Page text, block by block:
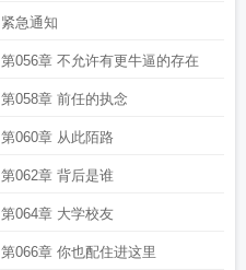
紧急通知
第056章 不允许有更牛逼的存在
第058章 前任的执念
第060章 从此陌路
第062章 背后是谁
第064章 大学校友
第066章 你也配住进这里